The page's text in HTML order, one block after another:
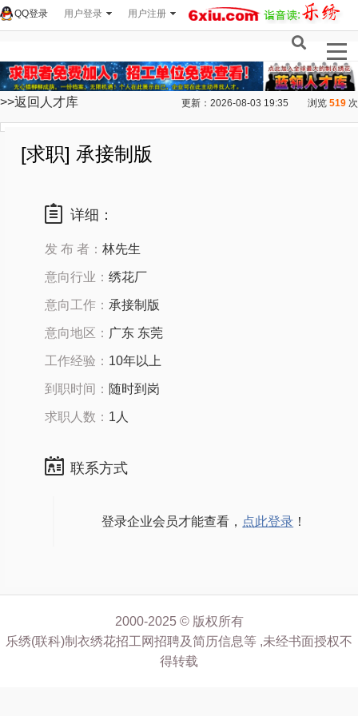
用户登录 用户注册
QQ登录
>>返回人才库 更新：2026-08-03 19:35 浏览 519 次
[求职] 承接制版
详细：
发 布 者： 林先生
意向行业： 绣花厂
意向工作： 承接制版
意向地区： 广东 东莞
工作经验： 10年以上
到职时间： 随时到岗
求职人数： 1人
联系方式
登录企业会员才能查看， 点此登录 ！
2000-2025 © 版权所有
乐绣(联科)制衣绣花招工网招聘及简历信息等 ,未经书面授权不
得转载